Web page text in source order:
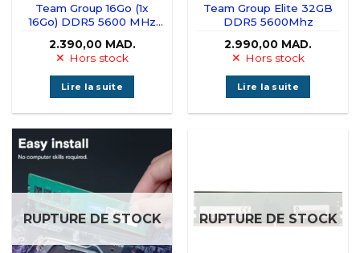
Team Group 16Go (1x
16Go) DDR5 5600 MHz
2.390,00 MAD.
Hors stock
Lire la suite
Team Group Elite 32GB
DDR5 5600Mhz
2.990,00 MAD.
Hors stock
Lire la suite
RUPTURE DE STOCK RUPTURE DE STOCK